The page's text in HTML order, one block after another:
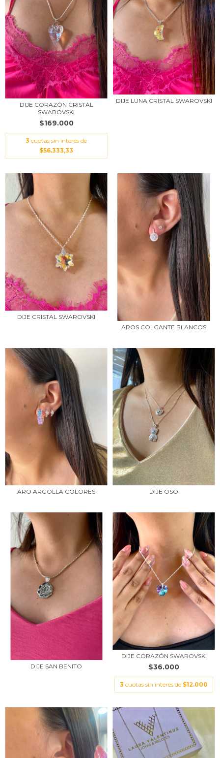
DIJE CORAZÓN CRISTAL
SWAROVSKI
$169.000
3 cuotas sin interés de
$56.333,33
DIJE LUNA CRISTAL SWAROVSKI
DIJE CRISTAL SWAROVSKI
AROS COLGANTE BLANCOS
ARO ARGOLLA COLORES DIJE OSO
DIJE SAN BENITO
DIJE CORAZÓN SWAROVSKI
$36.000
3 cuotas sin interés de $12.000